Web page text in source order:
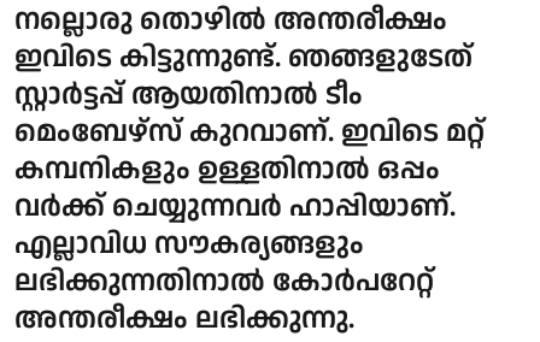
നല്ലൊരു തൊഴില്‍ അന്തരീക്ഷം
ഇവിടെ കിട്ടുന്നുണ്ട്. ഞങ്ങളുടേത്
സ്റ്റാര്‍ട്ടപ്പ് ആയതിനാല്‍ ടീം
മെംബേഴ്‌സ് കുറവാണ്. ഇവിടെ മറ്റ്
കമ്പനികളും ഉള്ളതിനാല്‍ ഒപ്പം
വര്‍ക്ക് ചെയ്യുന്നവര്‍ ഹാപ്പിയാണ്.
എല്ലാവിധ സൗകര്യങ്ങളും
ലഭിക്കുന്നതിനാല്‍ കോര്‍പറേറ്റ്
അന്തരീക്ഷം ലഭിക്കുന്നു.